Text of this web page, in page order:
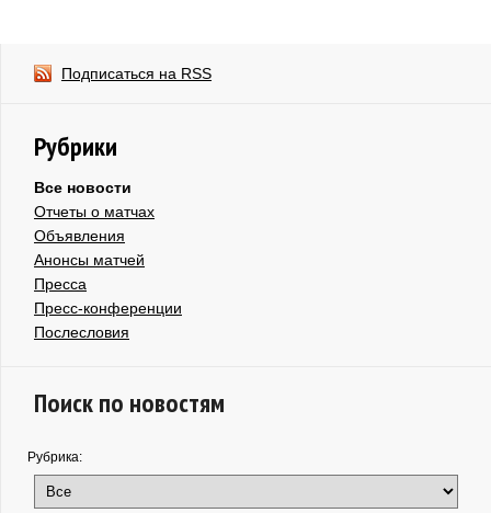
Подписаться на RSS
Рубрики
Все новости
Отчеты о матчах
Объявления
Анонсы матчей
Пресса
Пресс-конференции
Послесловия
Поиск по новостям
Рубрика: